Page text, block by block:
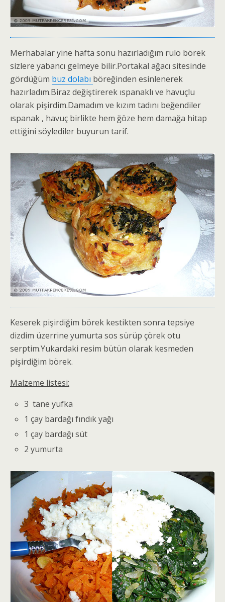
Merhabalar yine hafta sonu hazırladığım rulo börek
sizlere yabancı gelmeye bilir.Portakal ağacı sitesinde
gördüğüm buz dolabı böreğinden esinlenerek
hazırladım.Biraz değiştirerek ıspanaklı ve havuçlu
olarak pişirdim.Damadım ve kızım tadını beğendiler
ıspanak , havuç birlikte hem ğöze hem damağa hitap
ettiğini söylediler buyurun tarif.
Keserek pişirdiğim börek kestikten sonra tepsiye
dizdim üzerrine yumurta sos sürüp çörek otu
serptim.Yukardaki resim bütün olarak kesmeden
pişirdiğim börek.
Malzeme listesi:
3 tane yufka
1 çay bardağı fındık yağı
1 çay bardağı süt
2 yumurta